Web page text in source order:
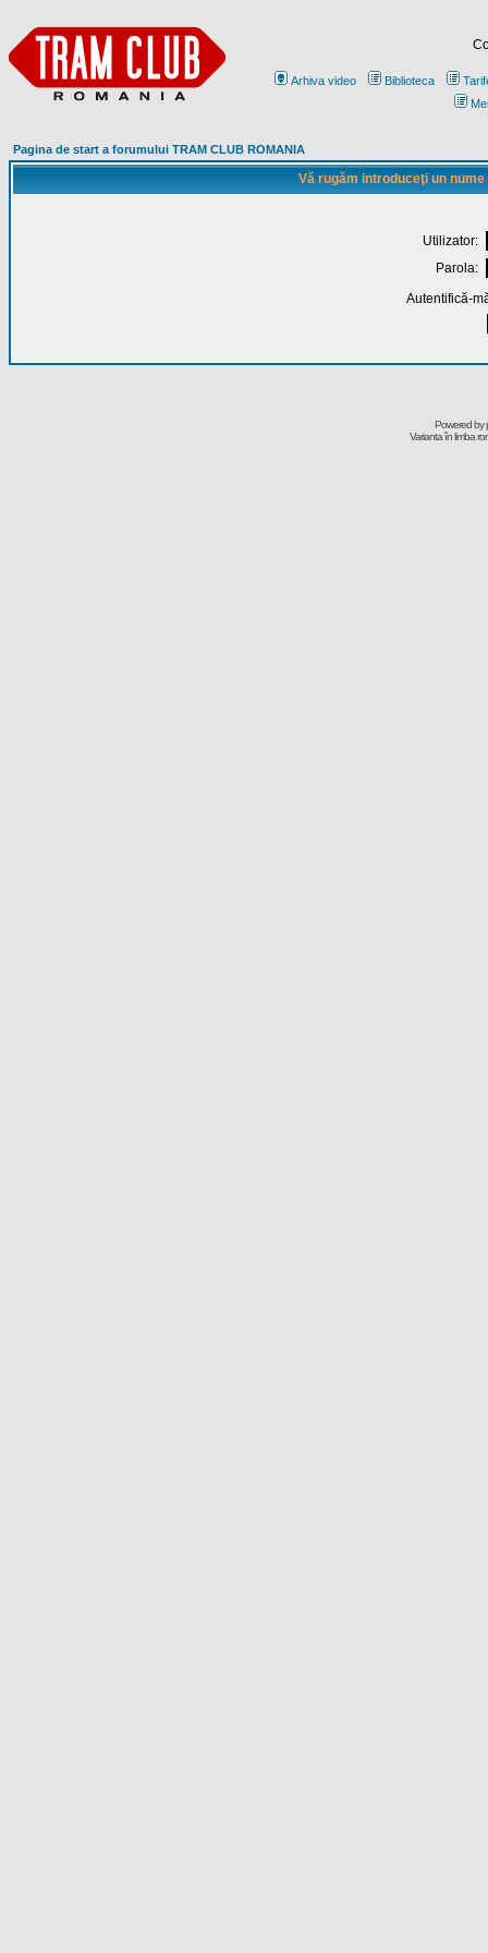
Arhiva video Biblioteca
Pagina de start a forumului TRAM CLUB ROMANIA
Vă rugăm introduceţi un
Utilizator:
Parola:
Autentifică-
Powered by
Varianta în limba